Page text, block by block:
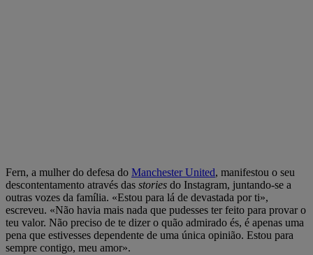
Fern, a mulher do defesa do Manchester United, manifestou o seu
descontentamento através das stories do Instagram, juntando-se a
outras vozes da família. «Estou para lá de devastada por ti»,
escreveu. «Não havia mais nada que pudesses ter feito para provar o
teu valor. Não preciso de te dizer o quão admirado és, é apenas uma
pena que estivesses dependente de uma única opinião. Estou para
sempre contigo, meu amor».